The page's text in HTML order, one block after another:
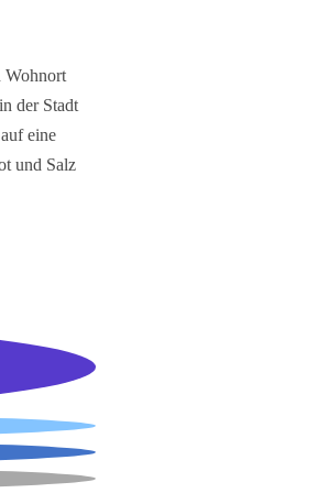
Wohnort
der Stadt
eine
und Salz